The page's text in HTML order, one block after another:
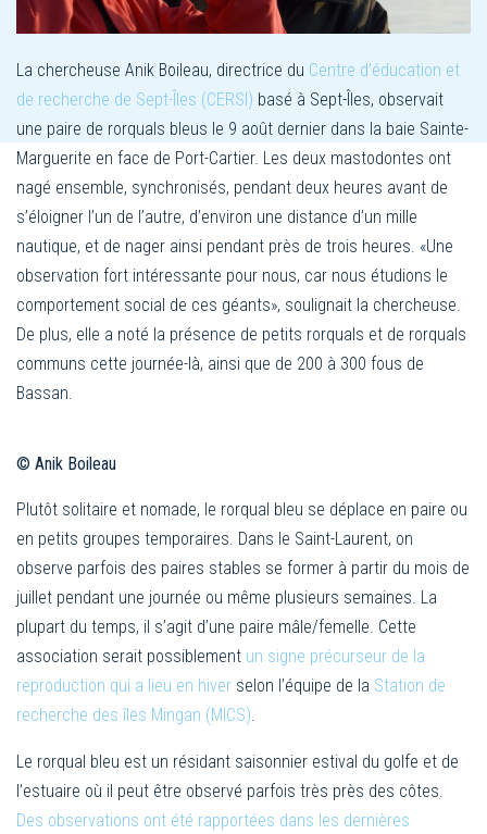
La chercheuse Anik Boileau, directrice du Centre d’éducation et
de recherche de Sept-Îles (CERSI) basé à Sept-Îles, observait
une paire de rorquals bleus le 9 août dernier dans la baie Sainte-
Marguerite en face de Port-Cartier. Les deux mastodontes ont
nagé ensemble, synchronisés, pendant deux heures avant de
s’éloigner l’un de l’autre, d’environ une distance d’un mille
nautique, et de nager ainsi pendant près de trois heures. «Une
observation fort intéressante pour nous, car nous étudions le
comportement social de ces géants», soulignait la chercheuse.
De plus, elle a noté la présence de petits rorquals et de rorquals
communs cette journée-là, ainsi que de 200 à 300 fous de
Bassan.
© Anik Boileau
Plutôt solitaire et nomade, le rorqual bleu se déplace en paire ou
en petits groupes temporaires. Dans le Saint-Laurent, on
observe parfois des paires stables se former à partir du mois de
juillet pendant une journée ou même plusieurs semaines. La
plupart du temps, il s’agit d’une paire mâle/femelle. Cette
association serait possiblement un signe précurseur de la
reproduction qui a lieu en hiver selon l’équipe de la Station de
recherche des îles Mingan (MICS).
Le rorqual bleu est un résidant saisonnier estival du golfe et de
l’estuaire où il peut être observé parfois très près des côtes.
Des observations ont été rapportées dans les dernières